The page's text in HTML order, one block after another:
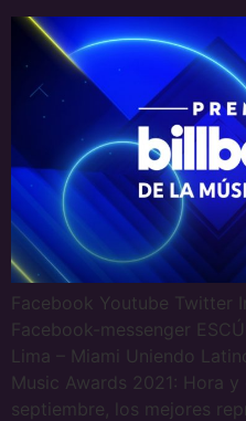
Facebook Youtube Twitter
Facebook-messenger
Lima – Miami Uniendo
Music Awards 2021: Hora
septiembre, los mejores